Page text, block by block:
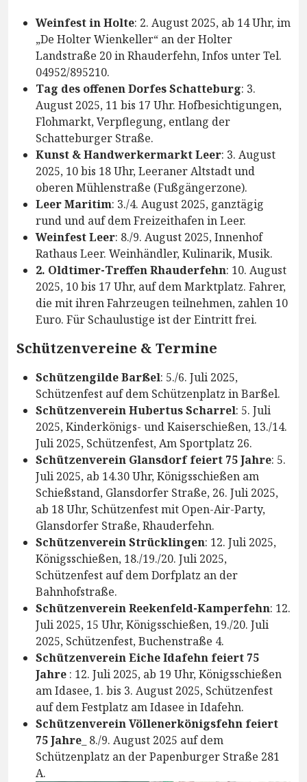
Weinfest in Holte: 2. August 2025, ab 14 Uhr, im
„De Holter Wienkeller“ an der Holter
Landstraße 20 in Rhauderfehn, Infos unter Tel.
04952/895210.
Tag des offenen Dorfes Schatteburg: 3.
August 2025, 11 bis 17 Uhr. Hofbesichtigungen,
Flohmarkt, Verpflegung, entlang der
Schatteburger Straße.
Kunst & Handwerkermarkt Leer: 3. August
2025, 10 bis 18 Uhr, Leeraner Altstadt und
oberen Mühlenstraße (Fußgängerzone).
Leer Maritim: 3./4. August 2025, ganztägig
rund und auf dem Freizeithafen in Leer.
Weinfest Leer: 8./9. August 2025, Innenhof
Rathaus Leer. Weinhändler, Kulinarik, Musik.
2. Oldtimer-Treffen Rhauderfehn: 10. August
2025, 10 bis 17 Uhr, auf dem Marktplatz. Fahrer,
die mit ihren Fahrzeugen teilnehmen, zahlen 10
Euro. Für Schaulustige ist der Eintritt frei.
Schützenvereine & Termine
Schützengilde Barßel: 5./6. Juli 2025,
Schützenfest auf dem Schützenplatz in Barßel.
Schützenverein Hubertus Scharrel: 5. Juli
2025, Kinderkönigs- und Kaiserschießen, 13./14.
Juli 2025, Schützenfest, Am Sportplatz 26.
Schützenverein Glansdorf feiert 75 Jahre: 5.
Juli 2025, ab 14.30 Uhr, Königsschießen am
Schießstand, Glansdorfer Straße, 26. Juli 2025,
ab 18 Uhr, Schützenfest mit Open-Air-Party,
Glansdorfer Straße, Rhauderfehn.
Schützenverein Strücklingen: 12. Juli 2025,
Königsschießen, 18./19./20. Juli 2025,
Schützenfest auf dem Dorfplatz an der
Bahnhofstraße.
Schützenverein Reekenfeld-Kamperfehn: 12.
Juli 2025, 15 Uhr, Königsschießen, 19./20. Juli
2025, Schützenfest, Buchenstraße 4.
Schützenverein Eiche Idafehn feiert 75
Jahre : 12. Juli 2025, ab 19 Uhr, Königsschießen
am Idasee, 1. bis 3. August 2025, Schützenfest
auf dem Festplatz am Idasee in Idafehn.
Schützenverein Völlenerkönigsfehn feiert
75 Jahre _ 8./9. August 2025 auf dem
Schützenplatz an der Papenburger Straße 281
A.